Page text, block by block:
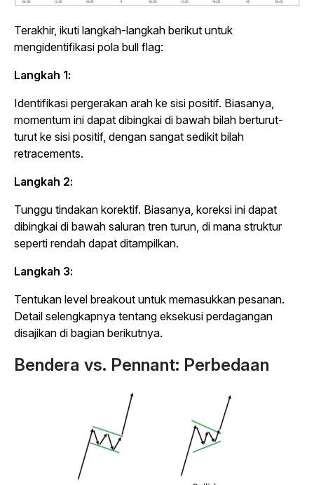
Terakhir, ikuti langkah-langkah berikut untuk
mengidentifikasi pola bull flag:
Langkah 1:
Identifikasi pergerakan arah ke sisi positif. Biasanya,
momentum ini dapat dibingkai di bawah bilah berturut-
turut ke sisi positif, dengan sangat sedikit bilah
retracements.
Langkah 2:
Tunggu tindakan korektif. Biasanya, koreksi ini dapat
dibingkai di bawah saluran tren turun, di mana struktur
seperti rendah dapat ditampilkan.
Langkah 3:
Tentukan level breakout untuk memasukkan pesanan.
Detail selengkapnya tentang eksekusi perdagangan
disajikan di bagian berikutnya.
Bendera vs. Pennant: Perbedaan